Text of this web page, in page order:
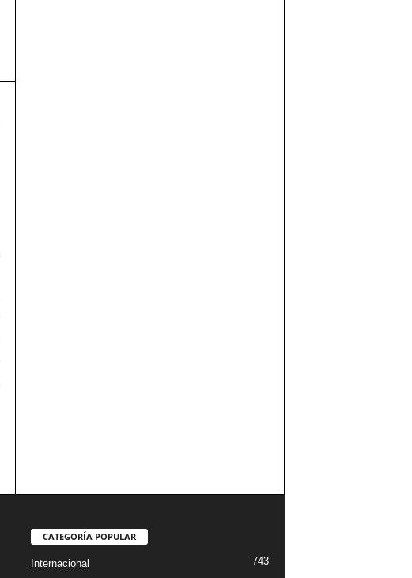
CATEGORÍA POPULAR
Internacional 743